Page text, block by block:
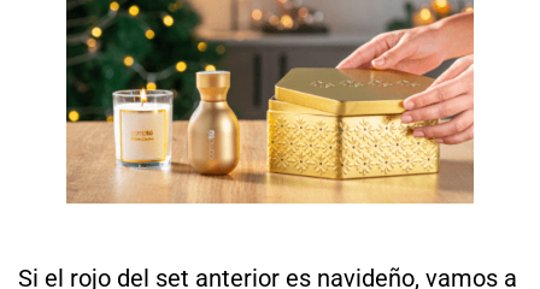
Si el rojo del set anterior es navideño, vamos a